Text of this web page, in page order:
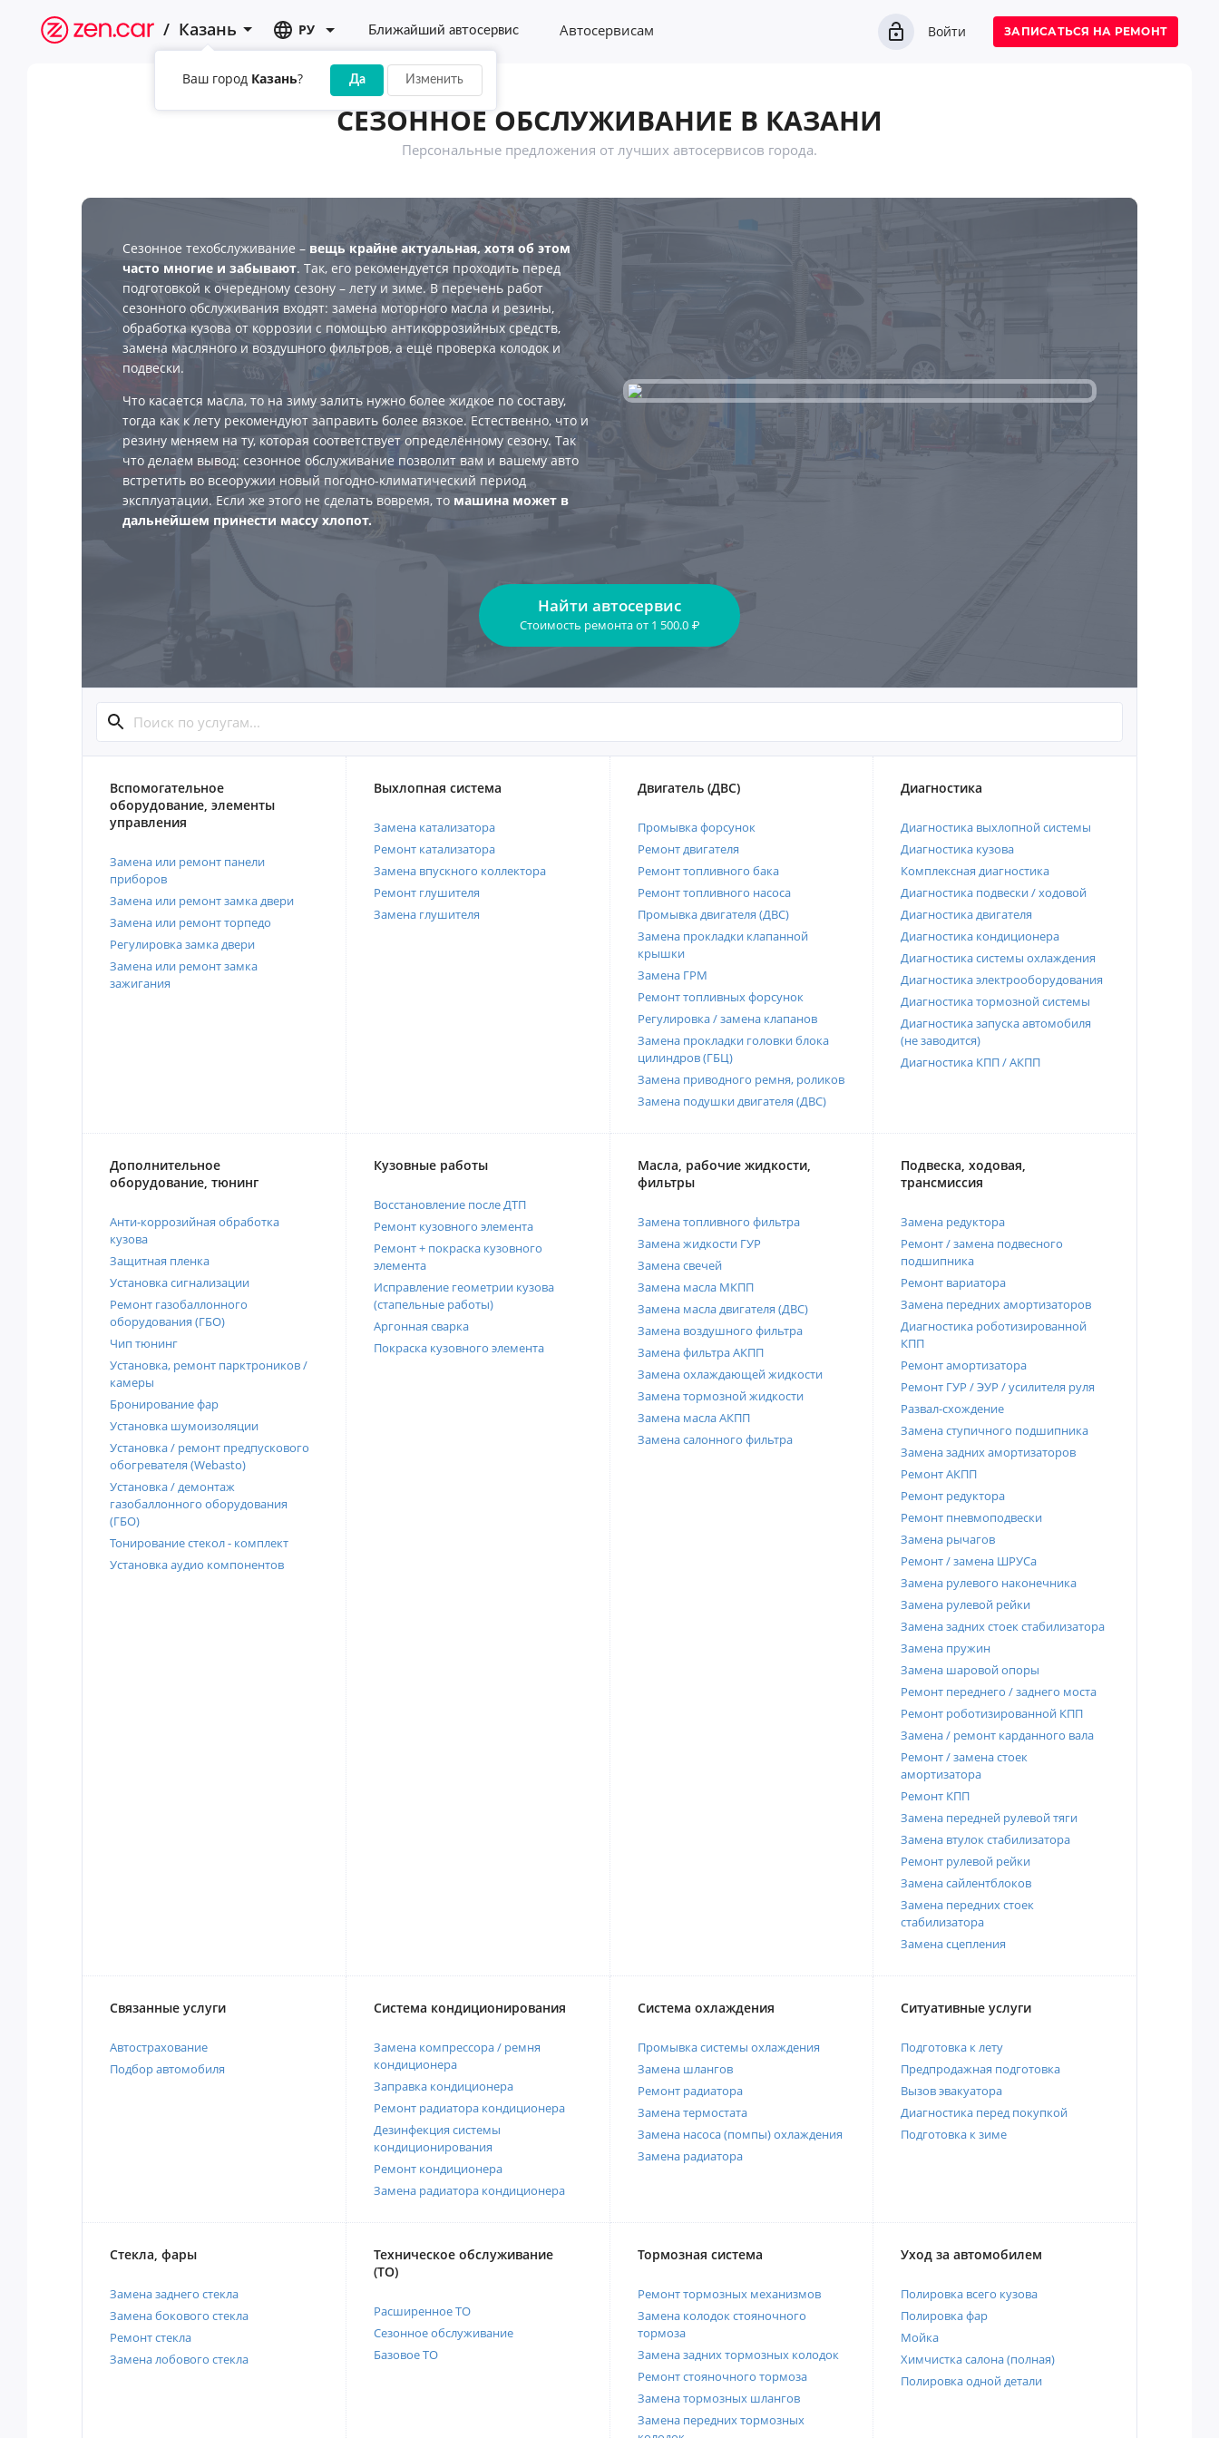
/ Казань
Ваш город Казань? Да Изменить
РУ Ближайший автосервис Автосервисам Войти ЗАПИСАТЬСЯ НА РЕМОНТ
СЕЗОННОЕ ОБСЛУЖИВАНИЕ В КАЗАНИ
Персональные предложения от лучших автосервисов города.
Сезонное техобслуживание – вещь крайне актуальная, хотя об этом
часто многие и забывают. Так, его рекомендуется проходить перед
подготовкой к очередному сезону – лету и зиме. В перечень работ
сезонного обслуживания входят: замена моторного масла и резины,
обработка кузова от коррозии с помощью антикоррозийных средств,
замена масляного и воздушного фильтров, а ещё проверка колодок и
подвески.
Что касается масла, то на зиму залить нужно более жидкое по составу,
тогда как к лету рекомендуют заправить более вязкое. Естественно, что и
резину меняем на ту, которая соответствует определённому сезону. Так
что делаем вывод: сезонное обслуживание позволит вам и вашему авто
встретить во всеоружии новый погодно-климатический период
эксплуатации. Если же этого не сделать вовремя, то машина может в
дальнейшем принести массу хлопот.
Найти автосервис
Стоимость ремонтаот 1 500.0 ₽
Вспомогательное
оборудование, элементы
управления
Замена или ремонт панели
приборов
Замена или ремонт замка двери
Замена или ремонт торпедо
Регулировка замка двери
Замена или ремонт замка
зажигания
Выхлопная система
Замена катализатора
Ремонт катализатора
Замена впускного коллектора
Ремонт глушителя
Замена глушителя
Двигатель (ДВС)
Промывка форсунок
Ремонт двигателя
Ремонт топливного бака
Ремонт топливного насоса
Промывка двигателя (ДВС)
Замена прокладки клапанной
крышки
Замена ГРМ
Ремонт топливных форсунок
Регулировка / замена клапанов
Замена прокладки головки блока
цилиндров (ГБЦ)
Замена приводного ремня, роликов
Замена подушки двигателя (ДВС)
Диагностика
Диагностика выхлопной системы
Диагностика кузова
Комплексная диагностика
Диагностика подвески / ходовой
Диагностика двигателя
Диагностика кондиционера
Диагностика системы охлаждения
Диагностика электрооборудования
Диагностика тормозной системы
Диагностика запуска автомобиля
(не заводится)
Диагностика КПП / АКПП
Дополнительное
оборудование, тюнинг
Анти-коррозийная обработка
кузова
Защитная пленка
Установка сигнализации
Ремонт газобаллонного
оборудования (ГБО)
Чип тюнинг
Установка, ремонт парктроников /
камеры
Бронирование фар
Установка шумоизоляции
Установка / ремонт предпускового
обогревателя (Webasto)
Установка / демонтаж
газобаллонного оборудования
(ГБО)
Тонирование стекол - комплект
Установка аудио компонентов
Кузовные работы
Восстановление после ДТП
Ремонт кузовного элемента
Ремонт + покраска кузовного
элемента
Исправление геометрии кузова
(стапельные работы)
Аргонная сварка
Покраска кузовного элемента
Масла, рабочие жидкости,
фильтры
Замена топливного фильтра
Замена жидкости ГУР
Замена свечей
Замена масла МКПП
Замена масла двигателя (ДВС)
Замена воздушного фильтра
Замена фильтра АКПП
Замена охлаждающей жидкости
Замена тормозной жидкости
Замена масла АКПП
Замена салонного фильтра
Подвеска, ходовая,
трансмиссия
Замена редуктора
Ремонт / замена подвесного
подшипника
Ремонт вариатора
Замена передних амортизаторов
Диагностика роботизированной
КПП
Ремонт амортизатора
Ремонт ГУР / ЭУР / усилителя руля
Развал-схождение
Замена ступичного подшипника
Замена задних амортизаторов
Ремонт АКПП
Ремонт редуктора
Ремонт пневмоподвески
Замена рычагов
Ремонт / замена ШРУСа
Замена рулевого наконечника
Замена рулевой рейки
Замена задних стоек стабилизатора
Замена пружин
Замена шаровой опоры
Ремонт переднего / заднего моста
Ремонт роботизированной КПП
Замена / ремонт карданного вала
Ремонт / замена стоек
амортизатора
Ремонт КПП
Замена передней рулевой тяги
Замена втулок стабилизатора
Ремонт рулевой рейки
Замена сайлентблоков
Замена передних стоек
стабилизатора
Замена сцепления
Связанные услуги
Автострахование
Подбор автомобиля
Система кондиционирования
Замена компрессора / ремня
кондиционера
Заправка кондиционера
Ремонт радиатора кондиционера
Дезинфекция системы
кондиционирования
Ремонт кондиционера
Замена радиатора кондиционера
Система охлаждения
Промывка системы охлаждения
Замена шлангов
Ремонт радиатора
Замена термостата
Замена насоса (помпы) охлаждения
Замена радиатора
Ситуативные услуги
Подготовка к лету
Предпродажная подготовка
Вызов эвакуатора
Диагностика перед покупкой
Подготовка к зиме
Стекла, фары
Замена заднего стекла
Замена бокового стекла
Ремонт стекла
Замена лобового стекла
Техническое обслуживание
(ТО)
Расширенное ТО
Сезонное обслуживание
Базовое ТО
Тормозная система
Ремонт тормозных механизмов
Замена колодок стояночного
тормоза
Замена задних тормозных колодок
Ремонт стояночного тормоза
Замена тормозных шлангов
Замена передних тормозных
Уход за автомобилем
Полировка всего кузова
Полировка фар
Мойка
Химчистка салона (полная)
Полировка одной детали